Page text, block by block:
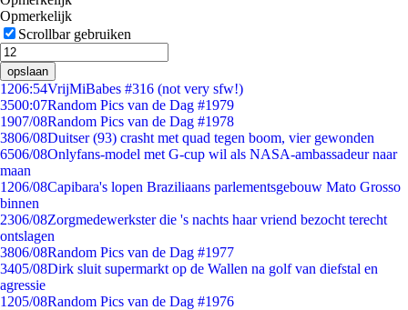
Opmerkelijk
Scrollbar gebruiken
opslaan
1206:54VrijMiBabes #316 (not very sfw!)
3500:07Random Pics van de Dag #1979
1907/08Random Pics van de Dag #1978
3806/08Duitser (93) crasht met quad tegen boom, vier gewonden
6506/08Onlyfans-model met G-cup wil als NASA-ambassadeur naar
maan
1206/08Capibara's lopen Braziliaans parlementsgebouw Mato Grosso
binnen
2306/08Zorgmedewerkster die 's nachts haar vriend bezocht terecht
ontslagen
3806/08Random Pics van de Dag #1977
3405/08Dirk sluit supermarkt op de Wallen na golf van diefstal en
agressie
1205/08Random Pics van de Dag #1976